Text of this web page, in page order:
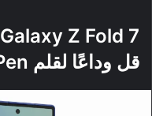
قل وداعًا لقلم S-Pen!